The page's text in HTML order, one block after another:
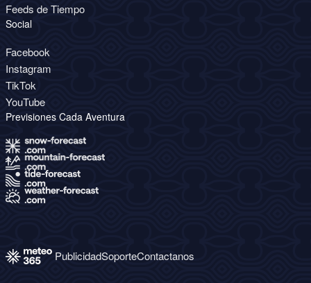
Feeds de Tiempo
Social
Facebook
Instagram
TikTok
YouTube
Previsiones Cada Aventura
PublicidadSoporteContactanos